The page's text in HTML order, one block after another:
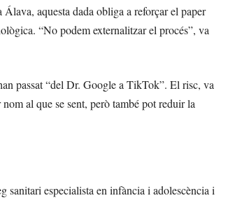
aquesta dada obliga a reforçar el paper
“No podem externalitzar el procés”, va
passat “del Dr. Google a TikTok”. El risc, va
al que se sent, però també pot reduir la
sanitari especialista en infància i adolescència i